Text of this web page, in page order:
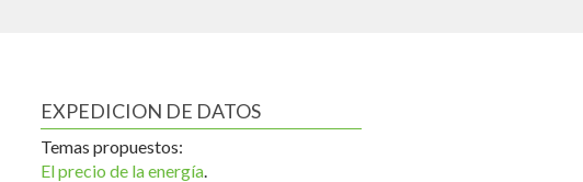
EXPEDICION DE DATOS
Temas propuestos:
El precio de la energía.